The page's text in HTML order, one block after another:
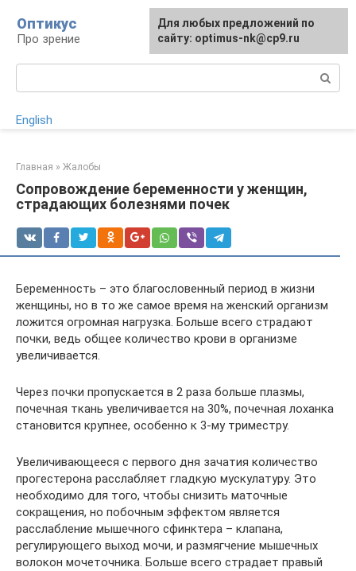
контенту
Оптикус
Про зрение
English
Главная » Жалобы
Сопровождение беременности у женщин,
страдающих болезнями почек
Беременность – это благословенный период в жизни
женщины, но в то же самое время на женский организм
ложится огромная нагрузка. Больше всего страдают
почки, ведь общее количество крови в организме
увеличивается.
Через почки пропускается в 2 раза больше плазмы,
почечная ткань увеличивается на 30%, почечная лоханка
становится крупнее, особенно к 3-му триместру.
Увеличивающееся с первого дня зачатия количество
прогестерона расслабляет гладкую мускулатуру. Это
необходимо для того, чтобы снизить маточные
сокращения, но побочным эффектом является
расслабление мышечного сфинктера – клапана,
регулирующего выход мочи, и размягчение мышечных
волокон мочеточника. Больше всего страдает правый
Для любых предложений по
сайту: optimus-nk@cp9.ru